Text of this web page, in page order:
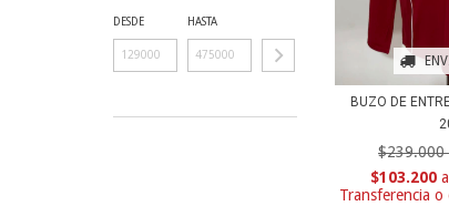
DESDE HASTA
BUZO DE
$239.000
$103.200
Transferencia